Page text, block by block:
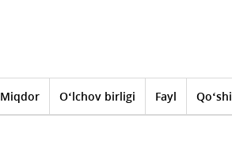
Miqdor O‘lchov birligi Fayl